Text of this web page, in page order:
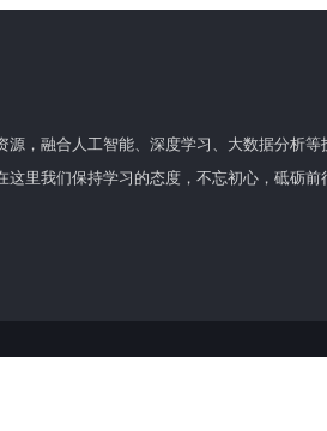
源，融合人工智能、深度学习、大数据分析
这里我们保持学习的态度，不忘初心，砥砺前